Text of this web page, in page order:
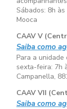
Sábados: 8h às
Mooca
CAAV V
Saiba como
Para a unidade
sexta-feira: 7h
Campanella,
CAAV VII
Saiba como